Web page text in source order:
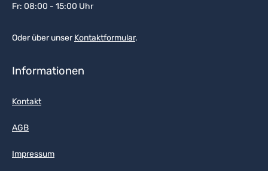
Fr: 08:00 - 15:00 Uhr
Oder über unserKontaktformular.
Informationen
Kontakt
AGB
Impressum